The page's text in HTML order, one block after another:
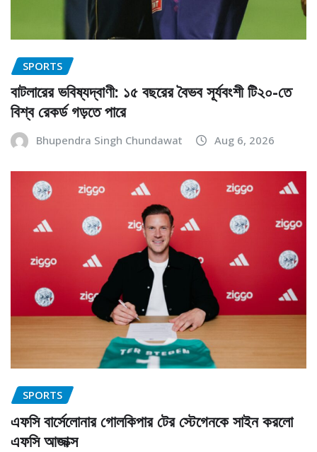
SPORTS
বাটলারের ভবিষ্যদ্বাণী: ১৫ বছরের বৈভব সূর্যবংশী টি২০-তে
বিশ্ব রেকর্ড গড়তে পারে
Bhupendra Singh Chundawat Aug 6, 2026
SPORTS
এফসি বার্সেলোনার গোলকিপার টের স্টেগেনকে সাইন করলো
এফসি আজাক্স